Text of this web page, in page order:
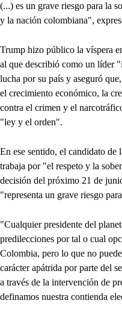
(...) es un grave riesgo para la
y la nación colombiana",
Trump hizo público la víspera
al que describió como un líder
lucha por su país y aseguró
el crecimiento económico, la
contra el crimen y el
"ley y el orden".
En ese sentido, el candidato de
trabaja por "el respeto y la
decisión del próximo 21 de
"representa un grave riesgo
"Cualquier presidente del
predilecciones por tal o cual
Colombia, pero lo que no
carácter apátrida por parte del
a través de la intervención de
definamos nuestra contienda